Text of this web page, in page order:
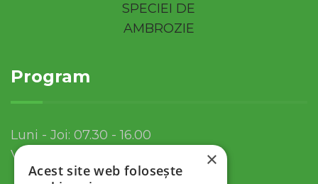
Program
Luni - Joi: 07.30 - 16.00
Vineri: 07.30 - 13.30
×
Acest site web folosește